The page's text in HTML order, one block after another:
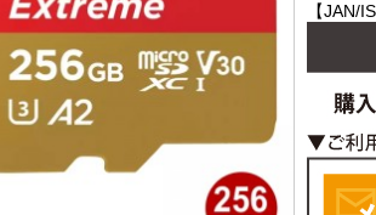
【JAN/